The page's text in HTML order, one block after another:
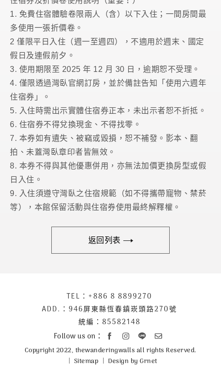
1. 免費住宿體驗卷限兩人（含）以下入住；一間房間最
多使用一張折價卷。
2 僅限平日入住（週一至週四），不適用於週末、國定
假日及連假前夕。
3. 使用期限至 2025 年 12 月 30 日，逾期恕不受理。
4. 僅限透過灣臥官網訂房，並於備註告知「使用六週年
住宿券」。
5. 入住時需出示實體住宿券正本，未出示者恕不折抵。
6. 住宿券不得兌換現金、不得找零。
7. 本券如有遺失、被竊或毀損，恕不補發。影本、翻
拍、未蓋灣臥章印者皆無效。
8. 本券不得與其他優惠併用，亦無法加價更換房型或假
日入住。
9. 入住須遵守灣臥之住宿規範（如不得攜帶寵物、禁菸
等），本館保留活動與住宿券使用最終解釋權。
返回列表
聯
絡
資
訊
TEL： +886 8 8899270
ADD.： 946屏東縣恆春鎮崁頭路270號
統編：85582148
Follow us on：
Copyright 2022, thewanderingwalls all rights Reserved.
Sitemap
Design by Grnet